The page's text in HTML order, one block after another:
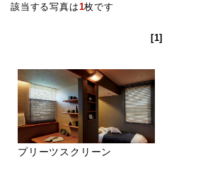
該当する写真は1枚です
[1]
プリーツスクリーン